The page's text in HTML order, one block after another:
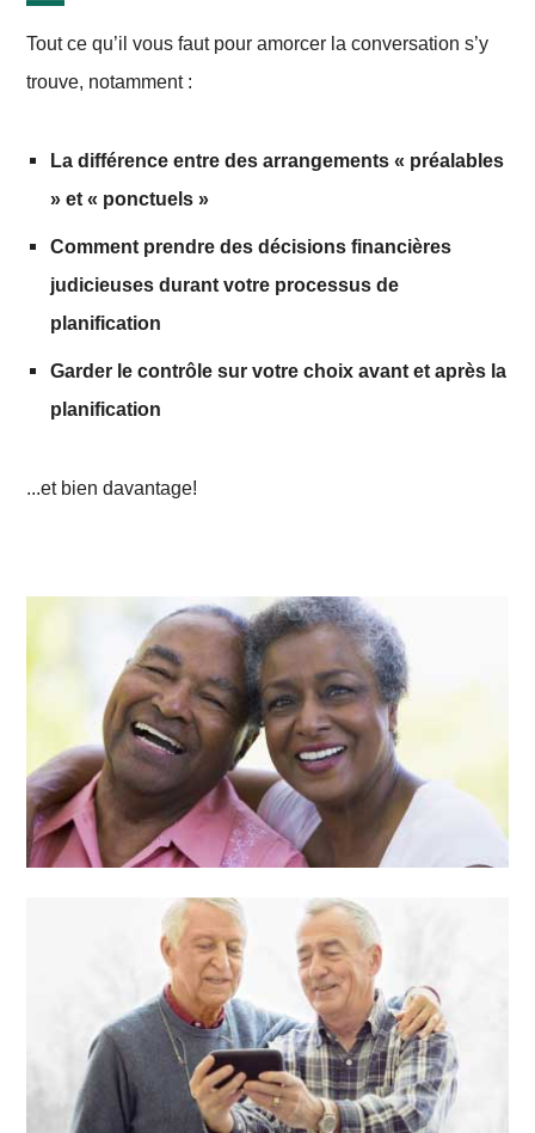
Tout ce qu’il vous faut pour amorcer la conversation s’y
trouve, notamment :
La différence entre des arrangements « préalables
» et « ponctuels »
Comment prendre des décisions financières
judicieuses durant votre processus de
planification
Garder le contrôle sur votre choix avant et après la
planification
...et bien davantage!